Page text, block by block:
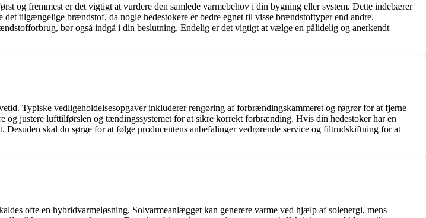
og fremmest er det vigtigt at vurdere den samlede varmebehov i din bygning eller system. Dette indebærer
tilgængelige brændstof, da nogle hedestokere er bedre egnet til visse brændstoftyper end andre.
bør også indgå i din beslutning. Endelig er det vigtigt at vælge en pålidelig og anerkendt
Typiske vedligeholdelsesopgaver inkluderer rengøring af forbrændingskammeret og røgrør for at fjerne
justere lufttilførslen og tændingssystemet for at sikre korrekt forbrænding. Hvis din hedestoker har en
skal du sørge for at følge producentens anbefalinger vedrørende service og filtrudskiftning for at
ofte en hybridvarmeløsning. Solvarmeanlægget kan generere varme ved hjælp af solenergi, mens